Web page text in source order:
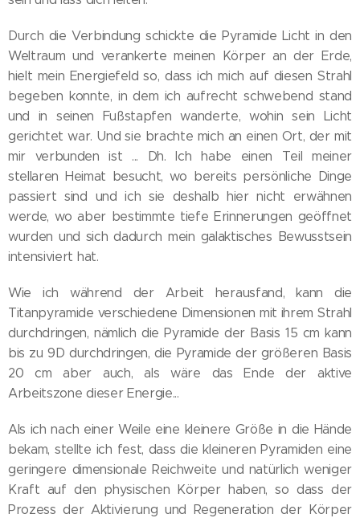
Durch die Verbindung schickte die Pyramide Licht in den
Weltraum und verankerte meinen Körper an der Erde,
hielt mein Energiefeld so, dass ich mich auf diesen Strahl
begeben konnte, in dem ich aufrecht schwebend stand
und in seinen Fußstapfen wanderte, wohin sein Licht
gerichtet war. Und sie brachte mich an einen Ort, der mit
mir verbunden ist ... Dh. Ich habe einen Teil meiner
stellaren Heimat besucht, wo bereits persönliche Dinge
passiert sind und ich sie deshalb hier nicht erwähnen
werde, wo aber bestimmte tiefe Erinnerungen geöffnet
wurden und sich dadurch mein galaktisches Bewusstsein
intensiviert hat.
Wie ich während der Arbeit herausfand, kann die
Titanpyramide verschiedene Dimensionen mit ihrem Strahl
durchdringen, nämlich die Pyramide der Basis 15 cm kann
bis zu 9D durchdringen, die Pyramide der größeren Basis
20 cm aber auch, als wäre das Ende der aktive
Arbeitszone dieser Energie...
Als ich nach einer Weile eine kleinere Größe in die Hände
bekam, stellte ich fest, dass die kleineren Pyramiden eine
geringere dimensionale Reichweite und natürlich weniger
Kraft auf den physischen Körper haben, so dass der
Prozess der Aktivierung und Regeneration der Körper